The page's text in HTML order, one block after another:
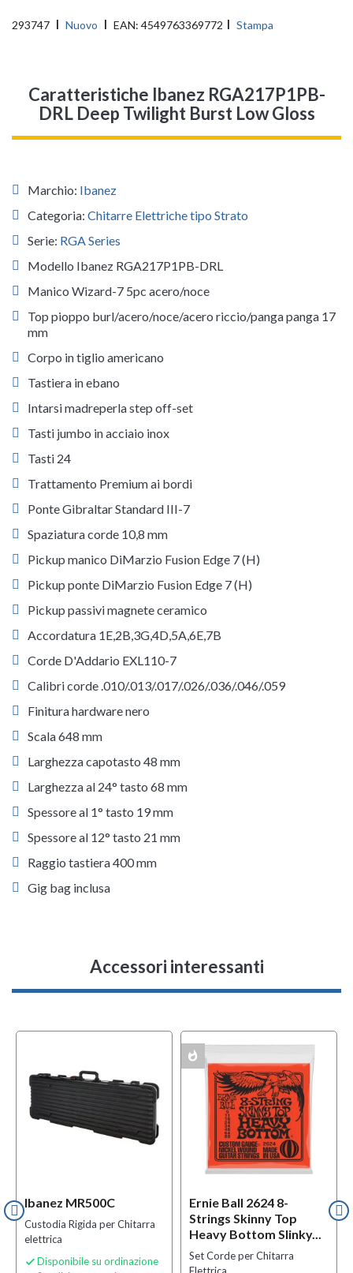
293747 Nuovo EAN: 4549763369772 Stampa
Caratteristiche Ibanez RGA217P1PB-
DRL Deep Twilight Burst Low Gloss
Marchio: Ibanez
Categoria: Chitarre Elettriche tipo Strato
Serie: RGA Series
Modello Ibanez RGA217P1PB-DRL
Manico Wizard-7 5pc acero/noce
Top pioppo burl/acero/noce/acero riccio/panga panga 17
mm
Corpo in tiglio americano
Tastiera in ebano
Intarsi madreperla step off-set
Tasti jumbo in acciaio inox
Tasti 24
Trattamento Premium ai bordi
Ponte Gibraltar Standard III-7
Spaziatura corde 10,8 mm
Pickup manico DiMarzio Fusion Edge 7 (H)
Pickup ponte DiMarzio Fusion Edge 7 (H)
Pickup passivi magnete ceramico
Accordatura 1E,2B,3G,4D,5A,6E,7B
Corde D'Addario EXL110-7
Calibri corde .010/.013/.017/.026/.036/.046/.059
Finitura hardware nero
Scala 648 mm
Larghezza capotasto 48 mm
Larghezza al 24° tasto 68 mm
Spessore al 1° tasto 19 mm
Spessore al 12° tasto 21 mm
Raggio tastiera 400 mm
Gig bag inclusa
Accessori interessanti
Ibanez MR500C
Custodia Rigida per Chitarra
elettrica
 Disponibile su ordinazione
Ernie Ball 2624 8-
Strings Skinny Top
Heavy Bottom Slinky...
Set Corde per Chitarra
whatshot